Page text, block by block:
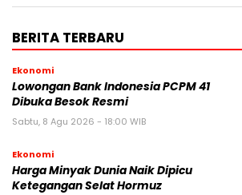
BERITA TERBARU
Ekonomi
Lowongan Bank Indonesia PCPM 41
Dibuka Besok Resmi
Sabtu, 8 Agu 2026 - 18:00 WIB
Ekonomi
Harga Minyak Dunia Naik Dipicu
Ketegangan Selat Hormuz